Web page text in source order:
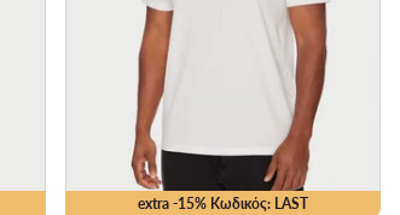
extra -15% Κωδικός: LAST